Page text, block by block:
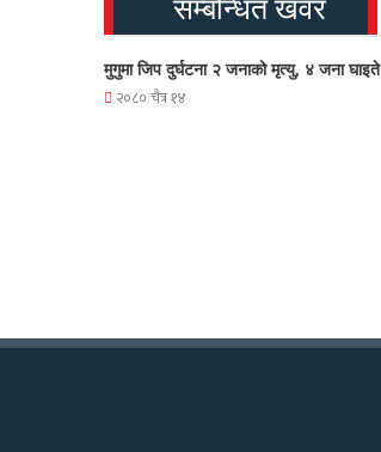
सम्बन्धित खवर
मुगुमा जिप दुर्घटना २ जनाको मृत्यु, ४ जना घाइते
२०८० चैत्र १४